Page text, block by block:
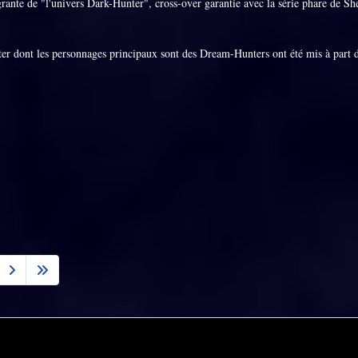
dont les personnages principaux sont des Dream-Hunters ont été mis à